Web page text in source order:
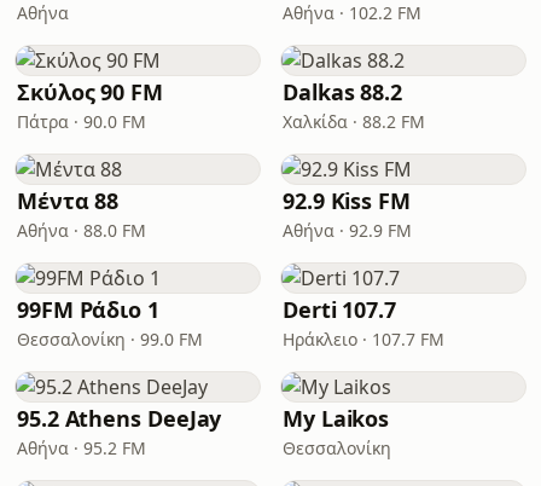
Αθήνα Αθήνα · 102.2 FM
Σκύλος 90 FM
Πάτρα · 90.0 FM
Dalkas 88.2
Χαλκίδα · 88.2 FM
Μέντα 88
Αθήνα · 88.0 FM
92.9 Kiss FM
Αθήνα · 92.9 FM
99FM Ράδιο 1
Θεσσαλονίκη · 99.0 FM
Derti 107.7
Ηράκλειο · 107.7 FM
95.2 Athens DeeJay
Αθήνα · 95.2 FM
My Laikos
Θεσσαλονίκη